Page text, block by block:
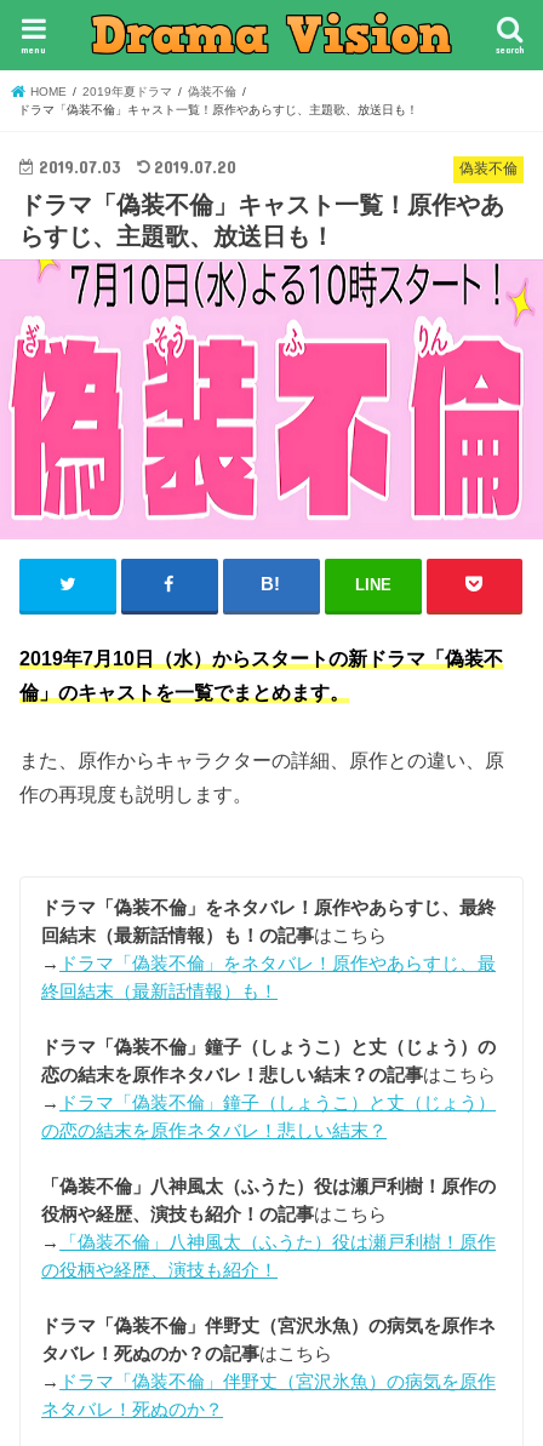
search
menu
HOME 2019年夏ドラマ
偽装不倫
ドラマ「偽装不倫」キャスト一覧！原作やあらすじ、主題歌、放送日も！
偽装不倫
2019.07.03 2019.07.20
ドラマ「偽装不倫」キャスト一覧！原作やあ
らすじ、主題歌、放送日も！
LINE
2019年7月10日（水）からスタートの新ドラマ「偽装不
倫」のキャストを一覧でまとめます。
また、原作からキャラクターの詳細、原作との違い、原
作の再現度も説明します。
ドラマ「偽装不倫」をネタバレ！原作やあらすじ、最終
回結末（最新話情報）も！の記事はこちら
→ ドラマ「偽装不倫」をネタバレ！原作やあらすじ、最
終回結末（最新話情報）も！
ドラマ「偽装不倫」鐘子（しょうこ）と丈（じょう）の
恋の結末を原作ネタバレ！悲しい結末？の記事はこちら
→ ドラマ「偽装不倫」鐘子（しょうこ）と丈（じょう）
の恋の結末を原作ネタバレ！悲しい結末？
「偽装不倫」八神風太（ふうた）役は瀬戸利樹！原作の
役柄や経歴、演技も紹介！の記事はこちら
→
「偽装不倫」八神風太（ふうた）役は瀬戸利樹！原作
の役柄や経歴、演技も紹介！
ドラマ「偽装不倫」伴野丈（宮沢氷魚）の病気を原作ネ
タバレ！死ぬのか？の記事はこちら
→ ドラマ「偽装不倫」伴野丈（宮沢氷魚）の病気を原作
ネタバレ！死ぬのか？